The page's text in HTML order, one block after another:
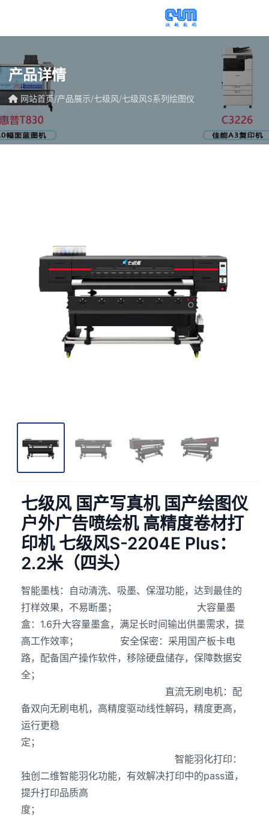
产品详情
网站首页/产品展示/七级风/七级风S系列绘图仪
七级风 国产写真机 国产绘图仪
户外广告喷绘机 高精度卷材打
印机 七级风S-2204E Plus：
2.2米（四头）
智能墨栈：自动清洗、吸墨、保湿功能，达到最佳的
打样效果，不易断墨； 大容量墨
盒：1.6升大容量墨盒，满足长时间输出供墨需求，提
高工作效率； 安全保密：采用国产板卡电
路，配备国产操作软件，移除硬盘储存，保障数据安
全；
直流无刷电机：配
备双向无刷电机，高精度驱动线性解码，精度更高，
运行更稳
定；
智能羽化打印：
独创二维智能羽化功能，有效解决打印中的pass道，
提升打印品质高
度